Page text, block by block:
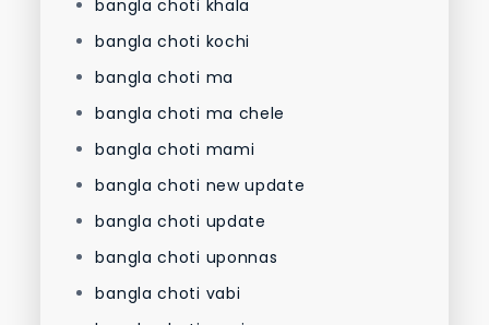
bangla choti khala
bangla choti kochi
bangla choti ma
bangla choti ma chele
bangla choti mami
bangla choti new update
bangla choti update
bangla choti uponnas
bangla choti vabi